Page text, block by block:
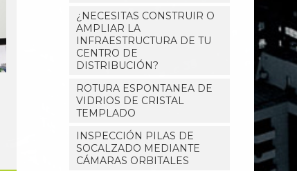
¿NECESITAS CONSTRUIR O
AMPLIAR LA
INFRAESTRUCTURA DE TU
CENTRO DE
DISTRIBUCIÓN?
ROTURA ESPONTANEA DE
VIDRIOS DE CRISTAL
TEMPLADO
INSPECCIÓN PILAS DE
SOCALZADO MEDIANTE
CÁMARAS ORBITALES